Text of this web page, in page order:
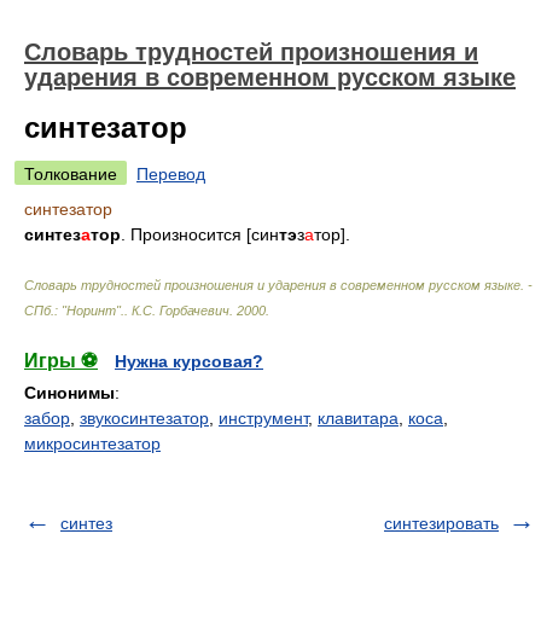
Словарь трудностей произношения и
ударения в современном русском языке
синтезатор
Толкование
Перевод
синтезатор
синтезатор . Произносится [синтэзатор].
Словарь трудностей произношения и ударения в современном русском языке. -
СПб.: "Норинт".
К.С. Горбачевич 2000
Игры ⚽
Нужна курсовая?
Синонимы:
забор звукосинтезатор инструмент, клавитара коса
микросинтезатор
синтез синтезировать